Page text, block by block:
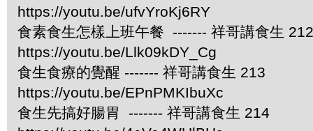
https://youtu.be/ufvYroKj6RY
食素食生怎樣上班午餐 ------- 祥哥講食生 212
https://youtu.be/Llk09kDY_Cg
食生食療的覺醒 ------- 祥哥講食生 213
https://youtu.be/EPnPMKIbuXc
食生先搞好腸胃 ------- 祥哥講食生 214